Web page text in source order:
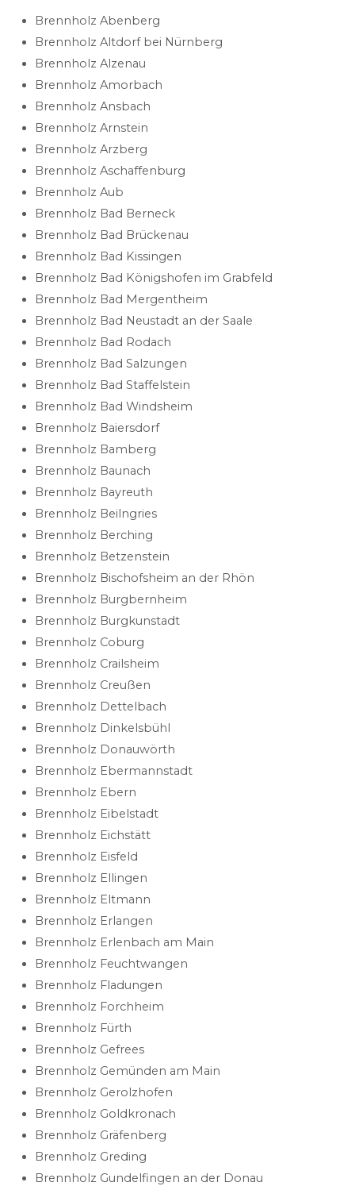
Brennholz Abenberg
Brennholz Altdorf bei Nürnberg
Brennholz Alzenau
Brennholz Amorbach
Brennholz Ansbach
Brennholz Arnstein
Brennholz Arzberg
Brennholz Aschaffenburg
Brennholz Aub
Brennholz Bad Berneck
Brennholz Bad Brückenau
Brennholz Bad Kissingen
Brennholz Bad Königshofen im Grabfeld
Brennholz Bad Mergentheim
Brennholz Bad Neustadt an der Saale
Brennholz Bad Rodach
Brennholz Bad Salzungen
Brennholz Bad Staffelstein
Brennholz Bad Windsheim
Brennholz Baiersdorf
Brennholz Bamberg
Brennholz Baunach
Brennholz Bayreuth
Brennholz Beilngries
Brennholz Berching
Brennholz Betzenstein
Brennholz Bischofsheim an der Rhön
Brennholz Burgbernheim
Brennholz Burgkunstadt
Brennholz Coburg
Brennholz Crailsheim
Brennholz Creußen
Brennholz Dettelbach
Brennholz Dinkelsbühl
Brennholz Donauwörth
Brennholz Ebermannstadt
Brennholz Ebern
Brennholz Eibelstadt
Brennholz Eichstätt
Brennholz Eisfeld
Brennholz Ellingen
Brennholz Eltmann
Brennholz Erlangen
Brennholz Erlenbach am Main
Brennholz Feuchtwangen
Brennholz Fladungen
Brennholz Forchheim
Brennholz Fürth
Brennholz Gefrees
Brennholz Gemünden am Main
Brennholz Gerolzhofen
Brennholz Goldkronach
Brennholz Gräfenberg
Brennholz Greding
Brennholz Gundelfingen an der Donau